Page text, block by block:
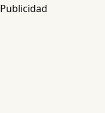
Publicidad